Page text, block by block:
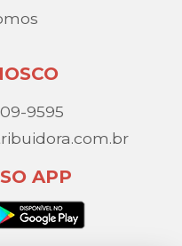
9595
APP